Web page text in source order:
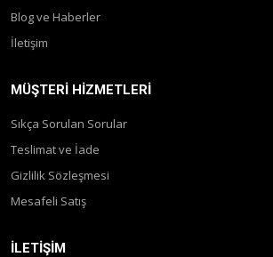
Blog ve Haberler
İletişim
MÜŞTERI HIZMETLERI
Sıkça Sorulan Sorular
Teslimat ve İade
Gizlilik Sözleşmesi
Mesafeli Satış
İLETIŞIM